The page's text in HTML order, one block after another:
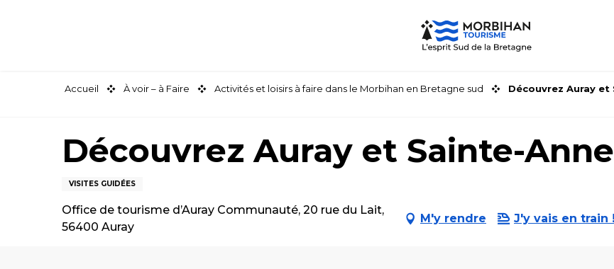
Accueil À voir – à Faire Activités et loisirs à faire dans le Morbihan en Bretagne sud Découvrez Auray et
Découvrez Auray et Sainte-
VISITES GUIDÉES
Office de tourisme d’Auray Communauté, 20 rue du Lait,
56400 Auray
M'y rendre J'y vais en train !